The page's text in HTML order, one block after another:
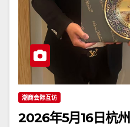
潮商会际互访
2026年5月16日杭